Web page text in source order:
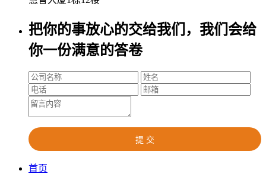
把你的事放心的交给我们，我们会给
你一份满意的答卷
首页